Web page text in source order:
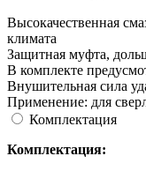
Высокачественная
климата
Защитная муфта,
В комплекте
Внушительная сила
Применение: для
Комплектация
Комплектация: